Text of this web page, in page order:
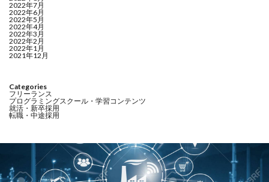
2022年7月
2022年6月
2022年5月
2022年4月
2022年3月
2022年2月
2022年1月
2021年12月
Categories
フリーランス
プログラミングスクール・学習コンテンツ
就活・新卒採用
転職・中途採用